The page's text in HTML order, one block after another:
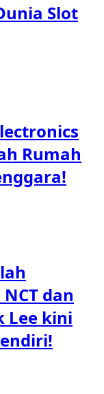
Slot
Rumah
dan
Lee kini